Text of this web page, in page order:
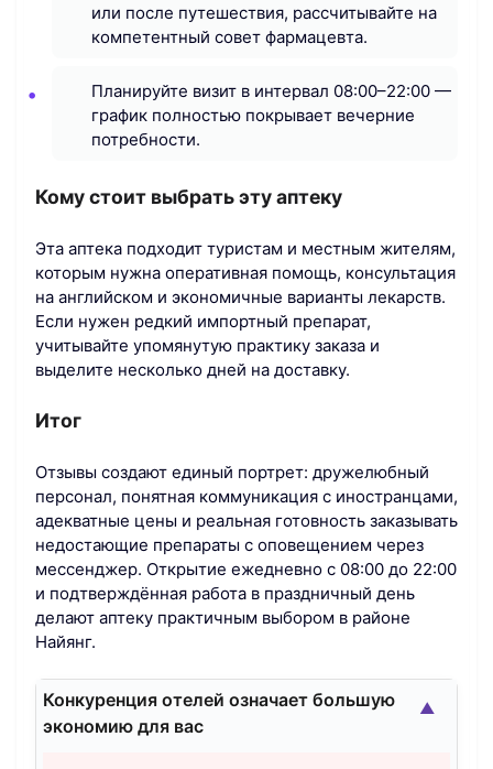
или после путешествия, рассчитывайте на
компетентный совет фармацевта.
Планируйте визит в интервал 08:00–22:00 —
график полностью покрывает вечерние
потребности.
Кому стоит выбрать эту аптеку
Эта аптека подходит туристам и местным жителям,
которым нужна оперативная помощь, консультация
на английском и экономичные варианты лекарств.
Если нужен редкий импортный препарат,
учитывайте упомянутую практику заказа и
выделите несколько дней на доставку.
Итог
Отзывы создают единый портрет: дружелюбный
персонал, понятная коммуникация с иностранцами,
адекватные цены и реальная готовность заказывать
недостающие препараты с оповещением через
мессенджер. Открытие ежедневно с 08:00 до 22:00
и подтверждённая работа в праздничный день
делают аптеку практичным выбором в районе
Найянг.
Конкуренция отелей означает большую
экономию для вас
▲